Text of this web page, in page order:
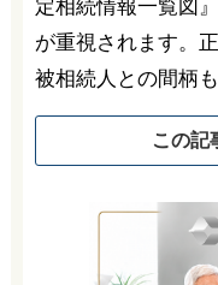
定相続情報一覧図
が重視されます。
被相続人との間柄
この記